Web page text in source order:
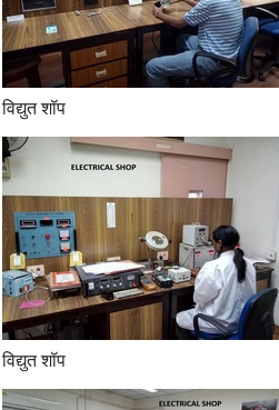
विद्युत शॉप
विद्युत शॉप